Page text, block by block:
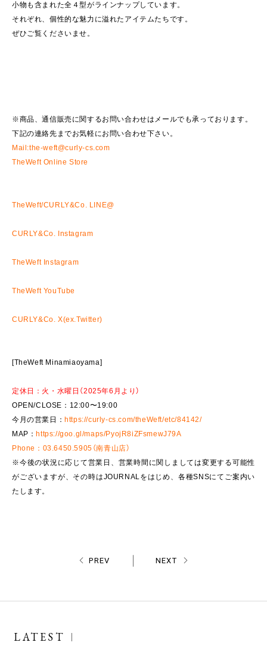
小物も含まれた全４型がラインナップしています。
それぞれ、個性的な魅力に溢れたアイテムたちです。
ぜひご覧くださいませ。
※商品、通信販売に関するお問い合わせはメールでも承っております。
下記の連絡先までお気軽にお問い合わせ下さい。
Mail:the-weft@curly-cs.com
TheWeft Online Store
TheWeft/CURLY&Co. LINE@
CURLY&Co. Instagram
TheWeft Instagram
TheWeft YouTube
CURLY&Co. X(ex.Twitter)
[TheWeft Minamiaoyama]
定休日：火・水曜日（2025年6月より）
OPEN/CLOSE：12:00〜19:00
今月の営業日：https://curly-cs.com/theWeft/etc/84142/
MAP：https://goo.gl/maps/PyojR8iZFsmewJ79A
Phone：03.6450.5905（南青山店）
※今後の状況に応じて営業日、営業時間に関しましては変更する可能性
がございますが、その時はJOURNALをはじめ、各種SNSにてご案内い
たします。
PREV NEXT
LATEST